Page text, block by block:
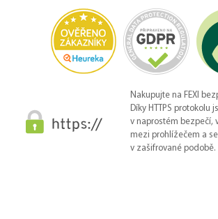
Nakupujte na FEXI
Díky HTTPS protokolu
v naprostém bezpečí,
mezi prohlížečem a
v zašifrované podobě.